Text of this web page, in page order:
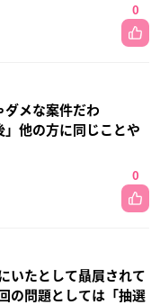
0
ダメな案件だわ
他の方に同じことや
0
いたとして贔屓されて
の問題としては「抽選